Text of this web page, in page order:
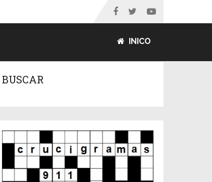
INICO
BUSCAR